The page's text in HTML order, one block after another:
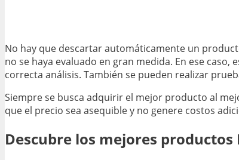
No hay que descartar automáticamente un
no se haya evaluado en gran medida. En ese
correcta análisis. También se pueden realizar
Siempre se busca adquirir el mejor producto al
que el precio sea asequible y no genere costos
Descubre los mejores